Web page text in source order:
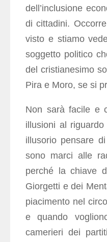
dell’inclusione
di cittadini.
visto e stiamo
soggetto politico
del cristianesimo
Pira e Moro, se si
Non sarà facile e
illusioni al
illusorio pensare di
sono marci alle
perché la chiave
Giorgetti e dei
piacimento nel
e quando
camerieri dei